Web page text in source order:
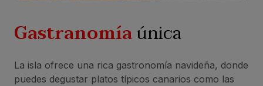
Gastranomíaúnica
La isla ofrece una rica gastronomía navideña, donde
puedes degustar platos típicos canarios como las